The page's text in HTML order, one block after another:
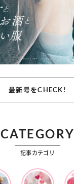
最新号をCHECK!
CATEGORY
記事カテゴリ